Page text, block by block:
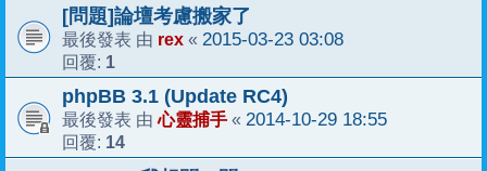
[問題]論壇考慮搬家了
最後發表 由 rex « 2015-03-23 03:08
回覆: 1
phpBB 3.1 (Update RC4)
最後發表 由心靈捕手 « 2014-10-29 18:55
回覆: 14